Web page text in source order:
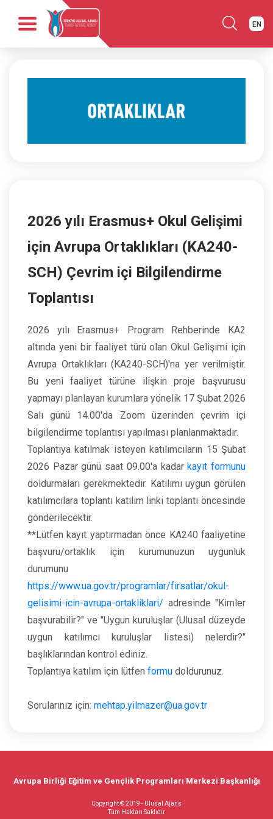
Yayınlar
EN
2026 yılı Erasmus+ Okul Gelişimi
için Avrupa Ortaklıkları (KA240-
SCH) Çevrim içi Bilgilendirme
Toplantısı
2026 yılı Erasmus+ Program Rehberinde KA2
altında yeni bir faaliyet türü olan Okul Gelişimi için
Avrupa Ortaklıkları (KA240-SCH)'na yer verilmiştir.
Bu yeni faaliyet türüne ilişkin proje başvurusu
yapmayı planlayan kurumlara yönelik 17 Şubat 2026
Salı günü 14.00'da Zoom üzerinden çevrim içi
bilgilendirme toplantısı yapılması planlanmaktadır.
Toplantıya katılmak isteyen katılımcıların 15 Şubat
2026 Pazar günü saat 09.00'a kadarkayıt formunu
doldurmaları gerekmektedir. Katılımı uygun görülen
katılımcılara toplantı katılım linki toplantı öncesinde
gönderilecektir.
**Lütfen kayıt yaptırmadan önce KA240 faaliyetine
başvuru/ortaklık için kurumunuzun uygunluk
durumunu
https://www.ua.gov.tr/programlar/firsatlar/okul-
gelisimi-icin-avrupa-ortakliklari/ adresinde "Kimler
başvurabilir?" ve "Uygun kuruluşlar (Ulusal düzeyde
uygun katılımcı kuruluşlar listesi) nelerdir?"
başlıklarından kontrol ediniz.
Toplantıya katılım için lütfen formu doldurunuz.
Sorularınız için: mehtap.yilmazer@ua.gov.tr
Avrupa Birliği Eğitim ve Gençlik Programları Merkezi Başkanlığı
Copyright © 2019 - Ulusal Ajans
Tüm Hakları Saklıdır